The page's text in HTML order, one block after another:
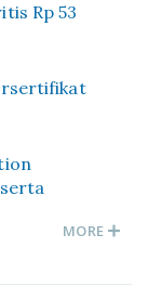
Rp 53
MORE